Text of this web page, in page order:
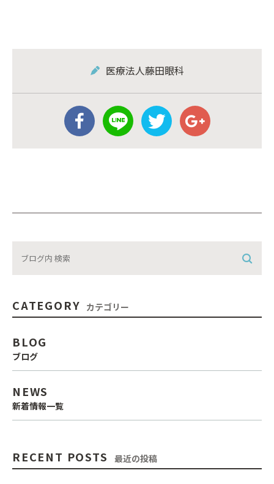
医療法人藤田眼科
CATEGORY カテゴリー
BLOG
ブログ
NEWS
新着情報一覧
RECENT POSTS 最近の投稿